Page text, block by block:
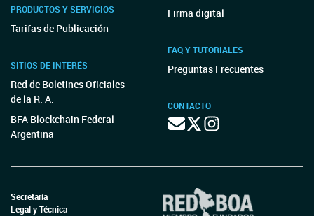
PRODUCTOS Y SERVICIOS
Tarifas de Publicación
SITIOS DE INTERÉS
Red de Boletines Oficiales
de la R. A.
BFA Blockchain Federal
Argentina
Firma digital
FAQ Y TUTORIALES
Preguntas Frecuentes
CONTACTO
Secretaría
Legal y Técnica